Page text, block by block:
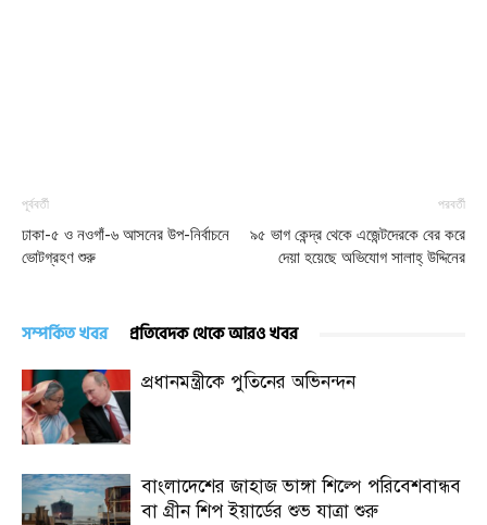
পূর্ববর্তী
ঢাকা-৫ ও নওগাঁ-৬ আসনের উপ-নির্বাচনে
ভোটগ্রহণ শুরু
পরবর্তী
৯৫ ভাগ কেন্দ্র থেকে এজেন্টদেরকে বের করে
দেয়া হয়েছে অভিযোগ সালাহ্ উদ্দিনের
সম্পর্কিত খবর প্রতিবেদক থেকে আরও খবর
প্রধানমন্ত্রীকে পুতিনের অভিনন্দন
বাংলাদেশের জাহাজ ভাঙ্গা শিল্পে পরিবেশবান্ধব
বা গ্রীন শিপ ইয়ার্ডের শুভ যাত্রা শুরু